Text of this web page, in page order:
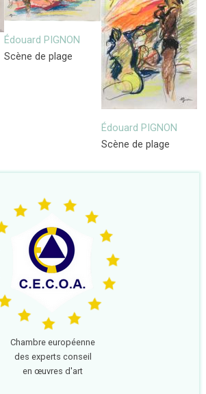
Édouard PIGNON
Scène de plage
Édouard PIGNON
Scène de plage
Chambre européenne
des experts conseil
en œuvres d'art